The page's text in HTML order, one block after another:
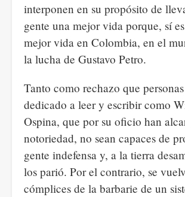
interponen en su propósito de
gente una mejor vida porque, sí
mejor vida en Colombia, en el
la lucha de Gustavo Petro.
Tanto como rechazo que
dedicado a leer y escribir como
Ospina, que por su oficio han
notoriedad, no sean capaces de
gente indefensa y, a la tierra
los parió. Por el contrario, se
cómplices de la barbarie de un